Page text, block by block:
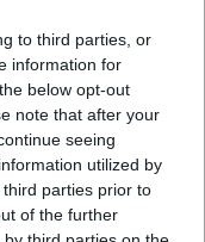
to third parties, or
information for
below opt-out
note that after your
seeing
utilized by
parties prior to
of the further
ANTARKTISZ